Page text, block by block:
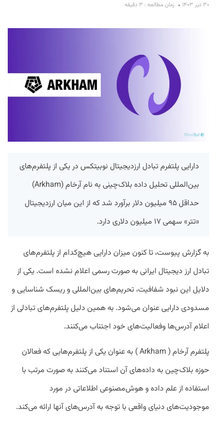
۳۰ تیر ۱۴۰۳ زمان مطالعه : ۳ دقیقه
دارایی پلتفرم تبادل ارزدیجیتال نوبیتکس در یکی از پلتفرم‌های
بین‌المللی تحلیل داده بلاک‌چینی به نام آرخام (Arkham)
حداقل ۹۵ میلیون دلار برآورد شد که از این میان ارزدیجیتال
«تتر» سهمی ۱۷ میلیون دلاری دارد.
به گزارش پیوست، تا کنون میزان دارایی هیچ‌کدام از پلتفرم‌های
تبادل ارز دیجیتال ایرانی به صورت رسمی اعلام نشده است. یکی از
دلایل این نبود شفافیت، تحریم‌های بین‌المللی و ریسک شناسایی و
مسدودی دارایی عنوان می‌شود. به همین دلیل پلتفرم‌های تبادلی از
اعلام آدرس‌ها وفعالیت‌های خود اجتناب می‌کنند.
پلتفرم آرخام (‌ Arkham ) به عنوان یکی از پلتفرم‌هایی که فعالان
حوزه بلاک‌چین به داده‌های آن استناد می‌کنند به صورت مرتب با
استفاده از علم داده و هوش‌مصنوعی اطلاعاتی در مورد
موجودیت‌های دنیای واقعی با توجه به آدرس‌های آنها ارائه می‌کند.